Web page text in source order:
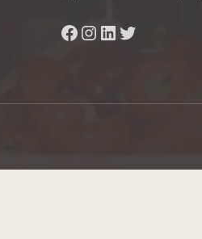
Facebook
Instagram
LinkedIn
Twitter